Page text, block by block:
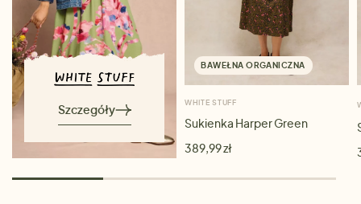
Szczegóły
BAWEŁNA ORGANICZNA
WHITE STUFF
Sukienka Harper Green
389,99 zł